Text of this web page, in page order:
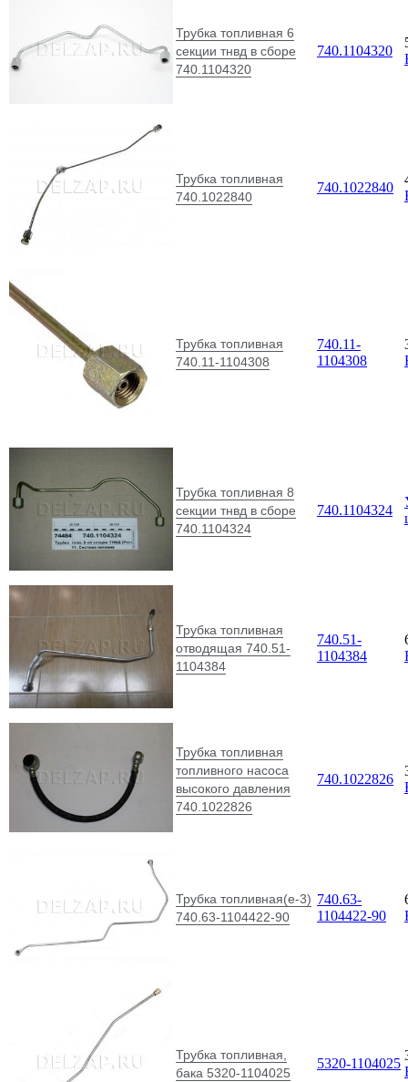
Трубка топливная 6
секции тнвд в сборе
740.1104320
740.1104320
Трубка топливная
740.1022840
740.1022840
Трубка топливная
740.11-1104308
740.11-
1104308
Трубка топливная 8
секции тнвд в сборе
740.1104324
740.1104324
Трубка топливная
отводящая 740.51-
1104384
740.51-
1104384
Трубка топливная
топливного насоса
высокого давления
740.1022826
740.1022826
Трубка топливная(е-3)
740.63-1104422-90
740.63-
1104422-90
Трубка топливная,
бака 5320-1104025
5320-1104025